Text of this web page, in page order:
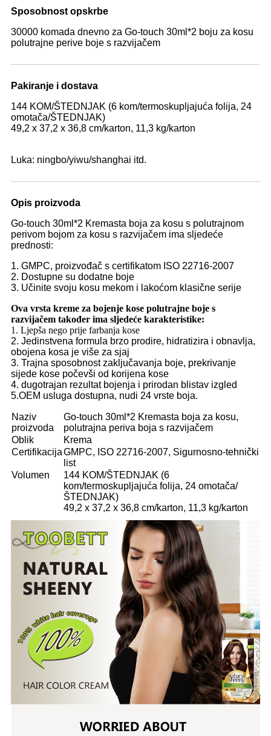
Sposobnost opskrbe
30000 komada dnevno za Go-touch 30ml*2 boju za kosu
polutrajne perive boje s razvijačem
Pakiranje i dostava
144 KOM/ŠTEDNJAK (6 kom/termoskupljajuća folija, 24
omotača/ŠTEDNJAK)
49,2 x 37,2 x 36,8 cm/karton, 11,3 kg/karton
Luka: ningbo/yiwu/shanghai itd.
Opis proizvoda
Go-touch 30ml*2 Kremasta boja za kosu s polutrajnom
perivom bojom za kosu s razvijačem ima sljedeće
prednosti:
1. GMPC, proizvođač s certifikatom ISO 22716-2007
2. Dostupne su dodatne boje
3. Učinite svoju kosu mekom i lakoćom klasične serije
Ova vrsta kreme za bojenje kose polutrajne boje s
razvijačem također ima sljedeće karakteristike:
1. Ljepša nego prije farbanja kose
2. Jedinstvena formula brzo prodire, hidratizira i obnavlja,
obojena kosa je više za sjaj
3. Trajna sposobnost zaključavanja boje, prekrivanje
sijede kose počevši od korijena kose
4. dugotrajan rezultat bojenja i prirodan blistav izgled
5.OEM usluga dostupna, nudi 24 vrste boja.
Naziv
proizvoda
Go-touch 30ml*2 Kremasta boja za kosu,
polutrajna periva boja s razvijačem
Oblik
Krema
CertifikacijaGMPC, ISO 22716-2007, Sigurnosno-tehnički
list
Volumen
144 KOM/ŠTEDNJAK (6
kom/termoskupljajuća folija, 24 omotača/
ŠTEDNJAK)
49,2 x 37,2 x 36,8 cm/karton, 11,3 kg/karton